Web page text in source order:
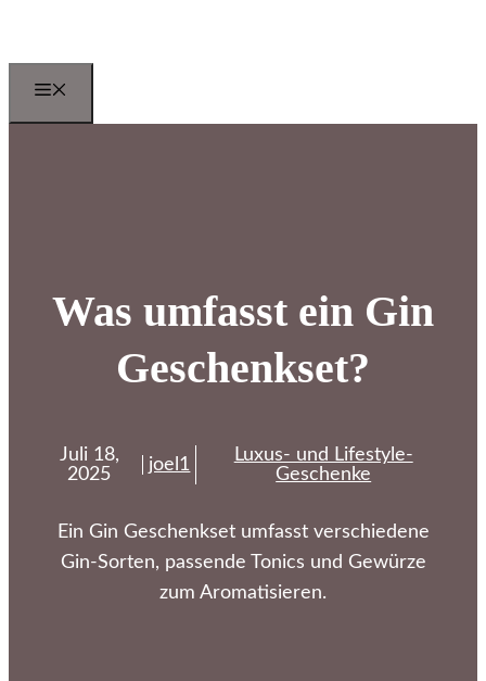
springen
Was umfasst ein Gin
Geschenkset?
Juli 18,
2025
joel1
Luxus- und Lifestyle-
Geschenke
Ein Gin Geschenkset umfasst verschiedene
Gin-Sorten, passende Tonics und Gewürze
zum Aromatisieren.